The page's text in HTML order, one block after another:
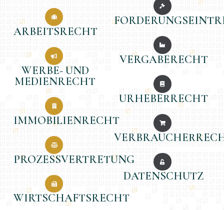
ARBEITSRECHT
WERBE- UND
MEDIENRECHT
IMMOBILIENRECHT
PROZESSVERTRETUNG
WIRTSCHAFTSRECHT
VERGABERECHT
URHEBERRECHT
DATENSCHUTZ